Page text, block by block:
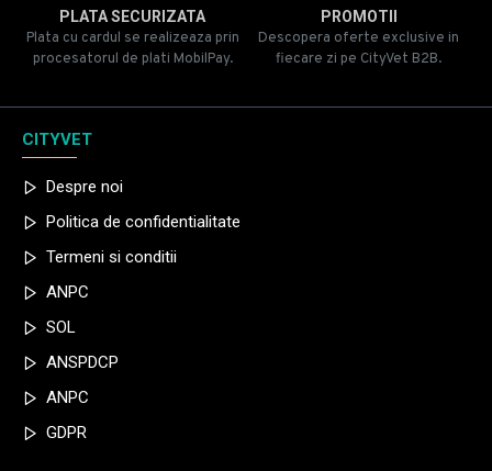
PLATA SECURIZATA
Plata cu cardul se realizeaza prin
procesatorul de plati MobilPay.
PROMOTII
Descopera oferte exclusive in
fiecare zi pe CityVet B2B.
CITYVET
Despre noi
Politica de confidentialitate
Termeni si conditii
ANPC
SOL
ANSPDCP
ANPC
GDPR